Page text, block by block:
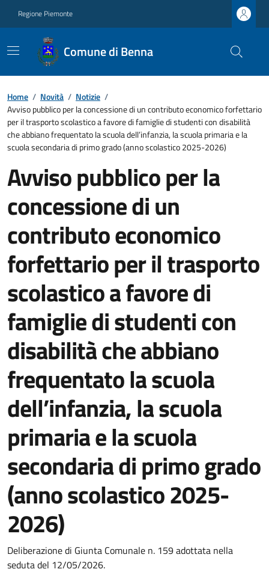
Regione Piemonte
Comune di Benna
Home / Novità / Notizie /
Avviso pubblico per la concessione di un contributo economico forfettario
per il trasporto scolastico a favore di famiglie di studenti con disabilità
che abbiano frequentato la scuola dell’infanzia, la scuola primaria e la
scuola secondaria di primo grado (anno scolastico 2025-2026)
Avviso pubblico per la
concessione di un
contributo economico
forfettario per il trasporto
scolastico a favore di
famiglie di studenti con
disabilità che abbiano
frequentato la scuola
dell’infanzia, la scuola
primaria e la scuola
secondaria di primo grado
(anno scolastico 2025-
2026)
Deliberazione di Giunta Comunale n. 159 adottata nella
seduta del 12/05/2026.